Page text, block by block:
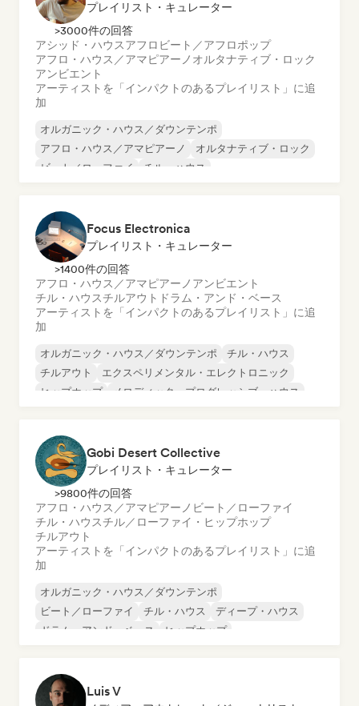
プレイリスト・キュレーター
>3000件の回答
アシッド・ハウスアフロビート／アフロポップ
アフロ・ハウス／アマピアーノ オルタナティブ・ロック
アンビエント
アーティストを「インパクトのあるプレイリスト」に追
加
オルガニック・ハウス／ダウンテンポ
アフロ・ハウス／アマピアーノ
オルタナティブ・ロック
ビート／ローファイ
チル・ハウス
Focus Electronica
プレイリスト・キュレーター
>1400件の回答
アフロ・ハウス／アマピアーノ アンビエント
チル・ハウスチルアウト ドラム・アンド・ベース
アーティストを「インパクトのあるプレイリスト」に追
加
オルガニック・ハウス／ダウンテンポ
チル・ハウス
チルアウト
エクスペリメンタル・エレクトロニック
ヒップホップ
メロディック・プログレッシブ・ハウス
Gobi Desert Collective
プレイリスト・キュレーター
>9800件の回答
アフロ・ハウス／アマピアーノ ビート／ローファイ
チル・ハウスチル／ローファイ・ヒップホップ
チルアウト
アーティストを「インパクトのあるプレイリスト」に追
加
オルガニック・ハウス／ダウンテンポ
ビート／ローファイ
チル・ハウス
ディープ・ハウス
ドラム・アンド・ベース
ヒップホップ
Luis V